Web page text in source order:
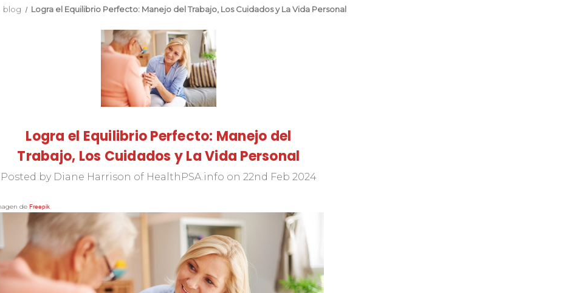
blog Logra el Equilibrio Perfecto: Manejo del Trabajo, Los Cuidados y La Vida Personal
Logra el Equilibrio Perfecto: Manejo del
Trabajo, Los Cuidados y La Vida Personal
Posted by Diane Harrison of HealthPSA.info on 22nd Feb 2024
de Freepik